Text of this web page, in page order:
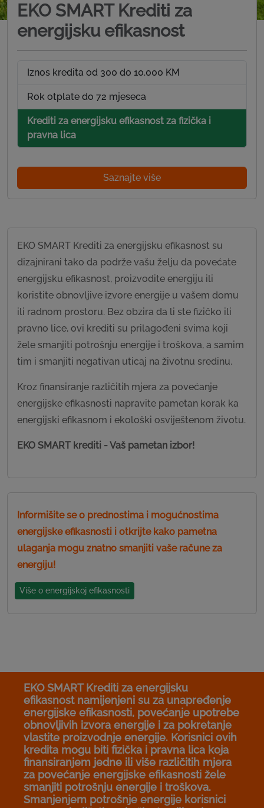
EKO SMART Krediti za
energijsku efikasnost
Iznos kredita od 300 do 10.000 KM
Rok otplate do 72 mjeseca
Krediti za energijsku efikasnost za fizička i
pravna lica
Saznajte više
EKO SMART Krediti za energijsku efikasnost su
dizajnirani tako da podrže vašu želju da povećate
energijsku efikasnost, proizvodite energiju ili
koristite obnovljive izvore energije u vašem domu
ili radnom prostoru. Bez obzira da li ste fizičko ili
pravno lice, ovi krediti su prilagođeni svima koji
žele smanjiti potrošnju energije i troškova, a samim
tim i smanjiti negativan uticaj na životnu sredinu.
Kroz finansiranje različitih mjera za povećanje
energijske efikasnosti napravite pametan korak ka
energijski efikasnom i ekološki osviještenom životu.
EKO SMART krediti - Vaš pametan izbor!
Informišite se o prednostima i mogućnostima
energijske efikasnosti i otkrijte kako pametna
ulaganja mogu znatno smanjiti vaše račune za
energiju!
Više o energijskoj efikasnosti
EKO SMART Krediti za energijsku
efikasnost namijenjeni su za unapređenje
energijske efikasnosti, povećanje upotrebe
obnovljivih izvora energije i za pokretanje
vlastite proizvodnje energije. Korisnici ovih
kredita mogu biti fizička i pravna lica koja
finansiranjem jedne ili više različitih mjera
za povećanje energijske efikasnosti žele
smanjiti potrošnju energije i troškova.
Smanjenjem potrošnje energije korisnici